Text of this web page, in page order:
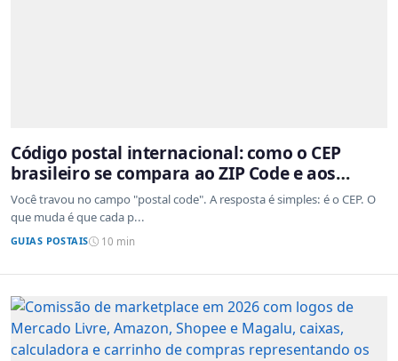
Código postal internacional: como o CEP
brasileiro se compara ao ZIP Code e aos
sistemas de outros países
Você travou no campo "postal code". A resposta é simples: é o CEP. O
que muda é que cada p...
GUIAS POSTAIS 10 min